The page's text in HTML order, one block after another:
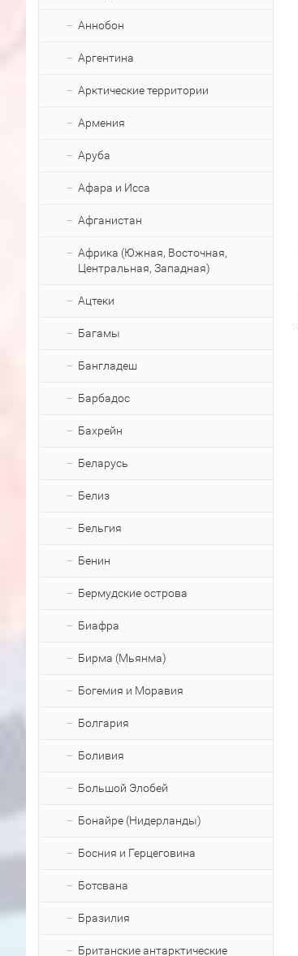
Аннобон
Аргентина
Арктические территории
Армения
Аруба
Афара и Исса
Афганистан
Африка (Южная, Восточная,
Центральная, Западная)
Ацтеки
Багамы
Бангладеш
Барбадос
Бахрейн
Беларусь
Белиз
Бельгия
Бенин
Бермудские острова
Биафра
Бирма (Мьянма)
Богемия и Моравия
Болгария
Боливия
Большой Элобей
Бонайре (Нидерланды)
Босния и Герцеговина
Ботсвана
Бразилия
Британские антарктические